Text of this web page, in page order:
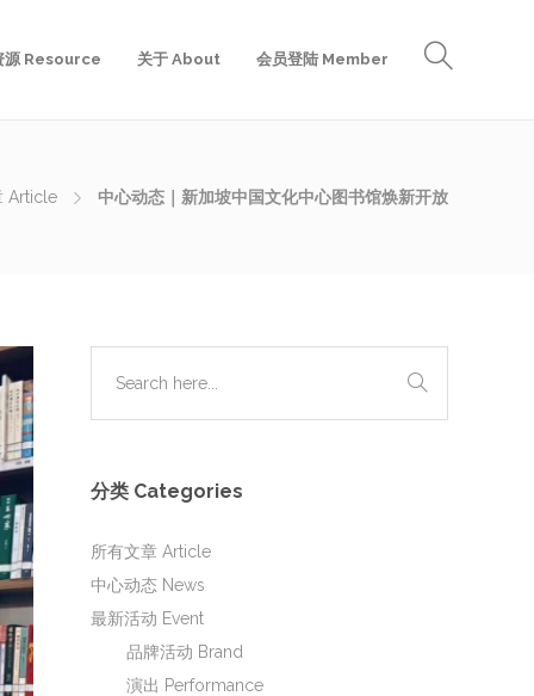
源 Resource 关于 About 会员登陆 Member
Article 中心动态｜新加坡中国文化中心图书馆焕新开放
分类 Categories
所有文章 Article
中心动态 News
最新活动 Event
品牌活动 Brand
演出 Performance